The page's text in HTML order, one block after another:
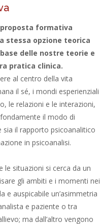
formativa
stessa opzione teorica
delle nostre teorie e
pratica clinica.
al centro della vita
il sé, i mondi esperienziali
le relazioni e le interazioni,
il modo di
sia il rapporto psicoanalitico
in psicoanalisi.
le situazioni si cerca da un
gli ambiti e i momenti nei
e auspicabile un’asimmetria
e paziente o tra
ma dall’altro vengono